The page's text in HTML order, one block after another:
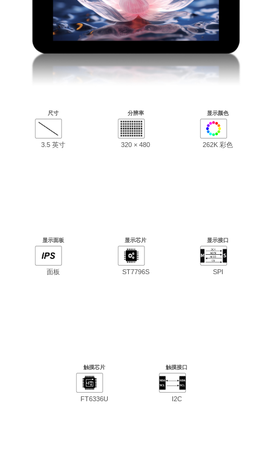
尺寸
3.5 英寸
分辨率
320 × 480
显示颜色
262K 彩色
显示面板
面板
显示芯片
ST7796S
显示接口
SPI
触摸芯片
FT6336U
触摸接口
I2C